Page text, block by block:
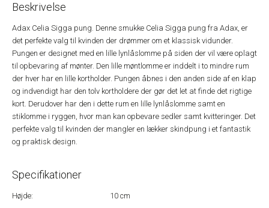
Beskrivelse
Adax Celia Sigga pung. Denne smukke Celia Sigga pung fra Adax, er
det perfekte valg til kvinden der drømmer om et klassisk vidunder.
Pungen er designet med en lille lynlåslomme på siden der vil være oplagt
til opbevaring af mønter. Den lille møntlomme er inddelt i to mindre rum
der hver har en lille kortholder. Pungen åbnes i den anden side af en klap
og indvendigt har den tolv kortholdere der gør det let at finde det rigtige
kort. Derudover har den i dette rum en lille lynlåslomme samt en
stiklomme i ryggen, hvor man kan opbevare sedler samt kvitteringer. Det
perfekte valg til kvinden der mangler en lækker skindpung i et fantastik
og praktisk design.
Specifikationer
Højde: 10 cm